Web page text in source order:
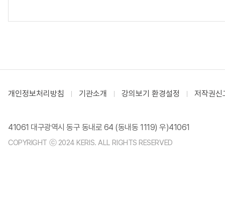
개인정보처리방침 기관소개 강의보기 환경설정 저작권신
41061 대구광역시 동구 동내로 64 (동내동 1119) 우)41061
COPYRIGHT ⓒ 2024 KERIS. ALL RIGHTS RESERVED